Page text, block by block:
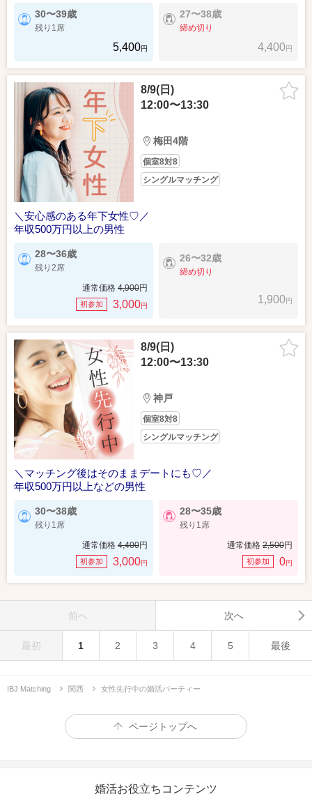
30〜39歳
残り1席
5,400円
27〜38歳
締め切り
4,400円
8/9(日)
12:00〜13:30
梅田4階
個室8対8
シングルマッチング
＼安心感のある年下女性♡／
年収500万円以上の男性
28〜36歳
残り2席
通常価格 4,900円
初参加 3,000円
26〜32歳
締め切り
1,900円
8/9(日)
12:00〜13:30
神戸
個室8対8
シングルマッチング
＼マッチング後はそのままデートにも♡／
年収500万円以上などの男性
30〜38歳
残り1席
通常価格 4,400円
初参加 3,000円
28〜35歳
残り1席
通常価格 2,500円
初参加 0円
前へ 次へ
最初 1 2 3 4 5 最後
IBJ Matching 関西 女性先行中の婚活パーティー
ページトップへ
婚活お役立ちコンテンツ